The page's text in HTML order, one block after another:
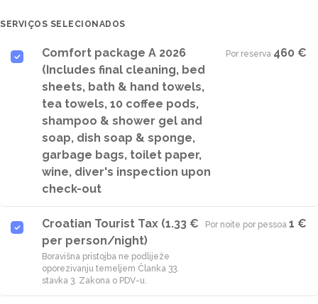
SERVIÇOS SELECIONADOS
Comfort package A 2026
(Includes final cleaning, bed
sheets, bath & hand towels,
tea towels, 10 coffee pods,
shampoo & shower gel and
soap, dish soap & sponge,
garbage bags, toilet paper,
wine, diver's inspection upon
check-out
Por reserva·460 €
Croatian Tourist Tax (1.33 €
per person/night)
Boravišna pristojba ne podliježe
oporezivanju temeljem Članka 33.
stavka 3. Zakona o PDV-u.
Por noite por pessoa·1 €